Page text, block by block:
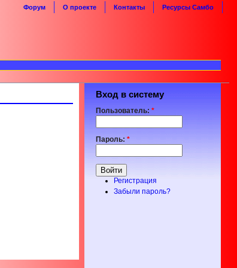
Ресурсы Самбо
Контакты
О проекте
Форум
Вход в систему
Пользователь: *
Пароль: *
Регистрация
Забыли пароль?